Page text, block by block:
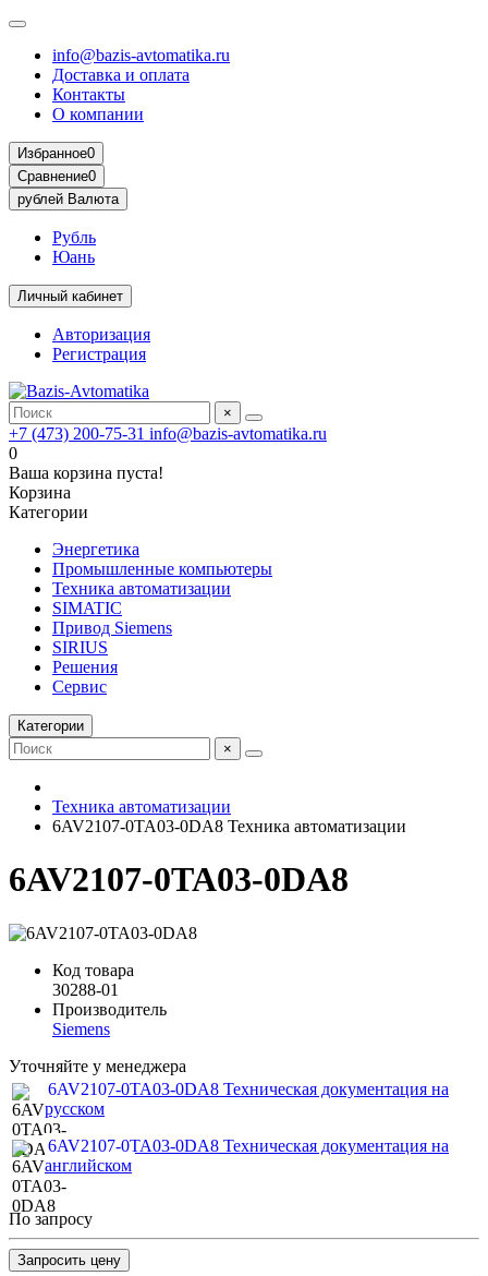
info@bazis-avtomatika.ru
Доставка и оплата
Контакты
О компании
Избранное0
Сравнение0
рублей Валюта
Рубль
Юань
Личный кабинет
Авторизация
Регистрация
×
+7 (473) 200-75-31 info@bazis-avtomatika.ru
0
Ваша корзина пуста!
Корзина
Категории
Энергетика
Промышленные компьютеры
Техника автоматизации
SIMATIC
Привод Siemens
SIRIUS
Решения
Сервис
Категории
×
Техника автоматизации
6AV2107-0TA03-0DA8 Техника автоматизации
6AV2107-0TA03-0DA8
Код товара
30288-01
Производитель
Siemens
Уточняйте у менеджера
6AV2107-0TA03-0DA8 Техническая документация на
русском
6AV2107-0TA03-0DA8 Техническая документация на
английском
По запросу
Запросить цену